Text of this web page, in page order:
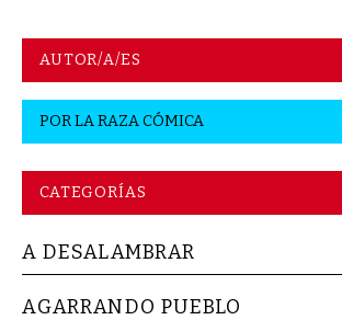
AUTOR/A/ES
PORLA RAZA CÓMICA
CATEGORÍAS
A DESALAMBRAR
AGARRANDO PUEBLO